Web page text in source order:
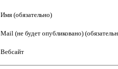
Имя (обязательно)
Mail (не будет опубликовано)
Вебсайт